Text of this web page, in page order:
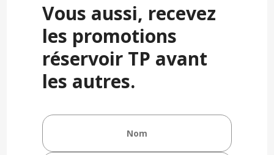
Vous aussi, recevez
les promotions
réservoir TP avant
les autres.